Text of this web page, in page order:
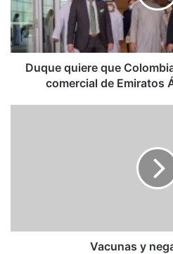
principal
socio
comercial
Emiratos
Duque quiere que
comercial de Emiratos
Vacunas y